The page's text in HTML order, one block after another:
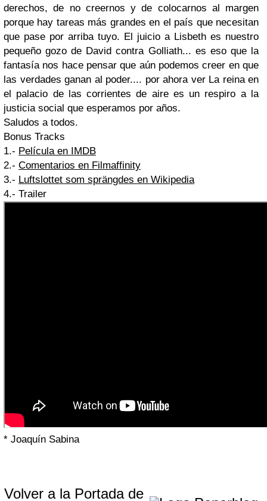
derechos, de no creernos y de colocarnos al margen
porque hay tareas más grandes en el país que necesitan
que pase por arriba tuyo. El juicio a Lisbeth es nuestro
pequeño gozo de David contra Golliath... es eso que la
fantasía nos hace pensar que aún podemos creer en que
las verdades ganan al poder.... por ahora ver La reina en
el palacio de las corrientes de aire es un respiro a la
justicia social que esperamos por años.
Saludos a todos.
Bonus Tracks
1.- Película en IMDB
2.- Comentarios en Filmaffinity
3.- Luftslottet som sprängdes en Wikipedia
4.- Trailer
* Joaquín Sabina
Volver a la Portada de